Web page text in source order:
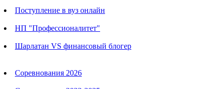
Поступление в вуз онлайн
НП "Профессионалитет"
Шарлатан VS финансовый блогер
Соревнования 2026